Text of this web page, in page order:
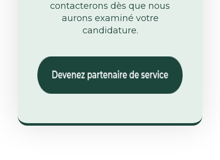
contacterons dès que nous
aurons examiné votre
candidature.